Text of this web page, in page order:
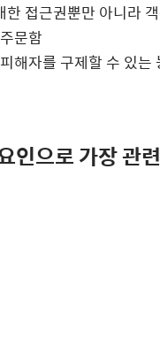
접근권뿐만 아니라
문함
해자를 구제할 수 있는
인으로 가장 관